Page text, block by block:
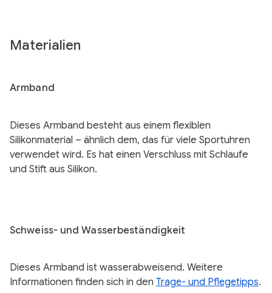
Materialien
Armband
Dieses Armband besteht aus einem flexiblen
Silikonmaterial – ähnlich dem, das für viele Sportuhren
verwendet wird. Es hat einen Verschluss mit Schlaufe
und Stift aus Silikon.
Schweiss- und Wasserbeständigkeit
Dieses Armband ist wasserabweisend. Weitere
Informationen finden sich in den Trage- und Pflegetipps.